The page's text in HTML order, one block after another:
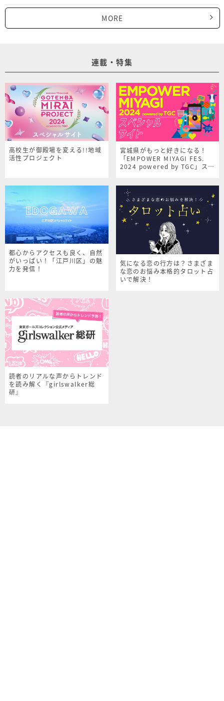
MORE
連載・特集
高校生が御殿場を変える!!地域
活性プロジェクト
宮城県がもっと好きになる！
「EMPOWER MIYAGI FES.
2024 powered by TGC」スペ
都心からアクセスも良く、自然
がいっぱい！「江戸川区」の魅
力を発信！
気になる恋の行方は？さまざま
な恋のお悩み本格的タロット占
いで解決！
読者のリアルな声からトレンド
を読み解く『girlswalker総
研』